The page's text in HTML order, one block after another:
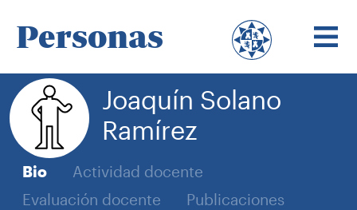
Personas
Joaquín Solano
Ramírez
Bio
Actividad docente
Evaluación docente
Publicaciones